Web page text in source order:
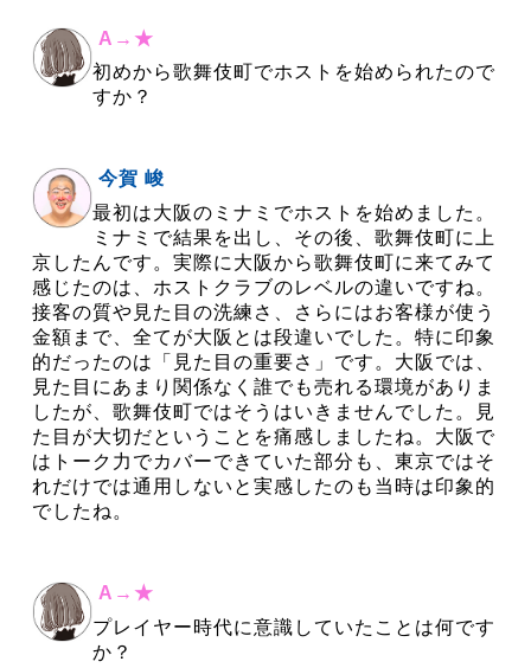
A→★
初めから歌舞伎町でホストを始められたので
すか？
今賀 峻
最初は大阪のミナミでホストを始めました。
ミナミで結果を出し、その後、歌舞伎町に上
京したんです。実際に大阪から歌舞伎町に来てみて
感じたのは、ホストクラブのレベルの違いですね。
接客の質や見た目の洗練さ、さらにはお客様が使う
金額まで、全てが大阪とは段違いでした。特に印象
的だったのは「見た目の重要さ」です。大阪では、
見た目にあまり関係なく誰でも売れる環境がありま
したが、歌舞伎町ではそうはいきませんでした。見
た目が大切だということを痛感しましたね。大阪で
はトーク力でカバーできていた部分も、東京ではそ
れだけでは通用しないと実感したのも当時は印象的
でしたね。
A→★
プレイヤー時代に意識していたことは何です
か？